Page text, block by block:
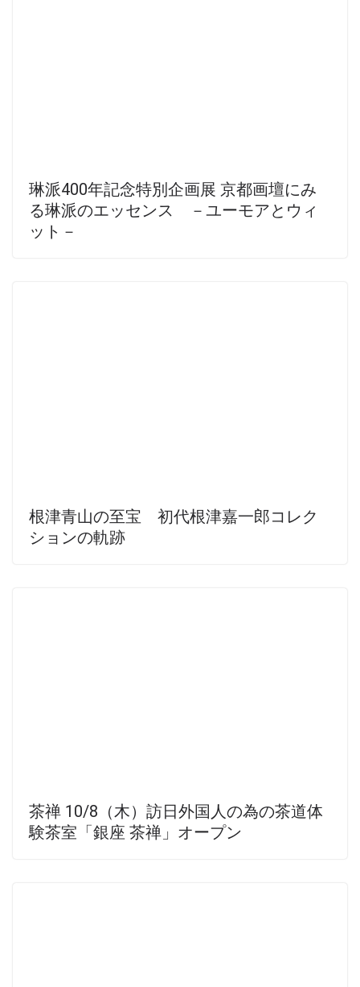
琳派400年記念特別企画展 京都画壇にみ
る琳派のエッセンス －ユーモアとウィ
ット－
根津青山の至宝 初代根津嘉一郎コレク
ションの軌跡
茶禅 10/8（木）訪日外国人の為の茶道体
験茶室「銀座 茶禅」オープン